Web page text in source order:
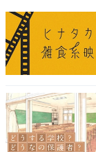
「バイクで寄
が、蜂と店の人
た。興味があ
※回答者からの